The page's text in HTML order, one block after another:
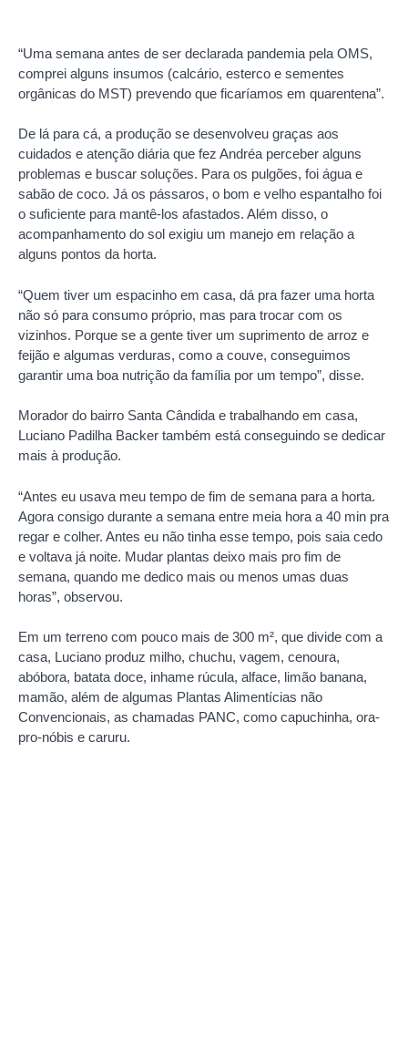
“Uma semana antes de ser declarada pandemia pela OMS,
comprei alguns insumos (calcário, esterco e sementes
orgânicas do MST) prevendo que ficaríamos em quarentena”.
De lá para cá, a produção se desenvolveu graças aos
cuidados e atenção diária que fez Andréa perceber alguns
problemas e buscar soluções. Para os pulgões, foi água e
sabão de coco. Já os pássaros, o bom e velho espantalho foi
o suficiente para mantê-los afastados. Além disso, o
acompanhamento do sol exigiu um manejo em relação a
alguns pontos da horta.
“Quem tiver um espacinho em casa, dá pra fazer uma horta
não só para consumo próprio, mas para trocar com os
vizinhos. Porque se a gente tiver um suprimento de arroz e
feijão e algumas verduras, como a couve, conseguimos
garantir uma boa nutrição da família por um tempo”, disse.
Morador do bairro Santa Cândida e trabalhando em casa,
Luciano Padilha Backer também está conseguindo se dedicar
mais à produção.
“Antes eu usava meu tempo de fim de semana para a horta.
Agora consigo durante a semana entre meia hora a 40 min pra
regar e colher. Antes eu não tinha esse tempo, pois saia cedo
e voltava já noite. Mudar plantas deixo mais pro fim de
semana, quando me dedico mais ou menos umas duas
horas”, observou.
Em um terreno com pouco mais de 300 m², que divide com a
casa, Luciano produz milho, chuchu, vagem, cenoura,
abóbora, batata doce, inhame rúcula, alface, limão banana,
mamão, além de algumas Plantas Alimentícias não
Convencionais, as chamadas PANC, como capuchinha, ora-
pro-nóbis e caruru.